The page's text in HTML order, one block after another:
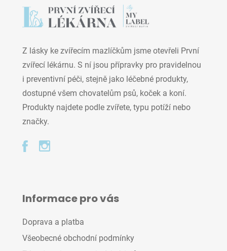
Z lásky ke zvířecím mazlíčkům jsme otevřeli První
zvířecí lékárnu. S ní jsou přípravky pro pravidelnou
i preventivní péči, stejně jako léčebné produkty,
dostupné všem chovatelům psů, koček a koní.
Produkty najdete podle zvířete, typu potíží nebo
značky.
Informace pro vás
Doprava a platba
Všeobecné obchodní podmínky